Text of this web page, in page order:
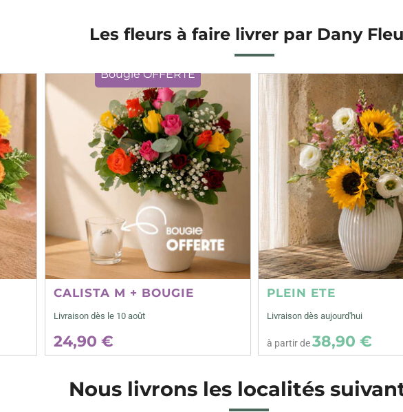
Les fleurs à faire livrer par Dany
Bougie OFFERTE
CALISTA M + BOUGIE
Livraison dès le 10 août
24,90 €
PLEIN ETE
Livraison dès aujourd'hui
à partir de38,90 €
Nous livrons les localités